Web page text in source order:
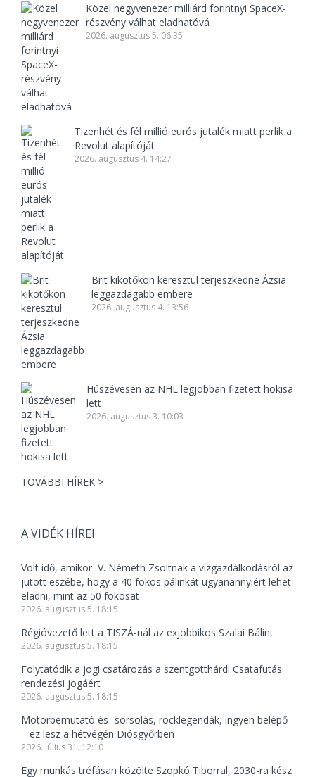
Közel negyvenezer milliárd forintnyi SpaceX-
részvény válhat eladhatóvá
2026. augusztus 5. 06:35
Tizenhét és fél millió eurós jutalék miatt perlik a
Revolut alapítóját
2026. augusztus 4. 14:27
Brit kikötőkön keresztül terjeszkedne Ázsia
leggazdagabb embere
2026. augusztus 4. 13:56
Húszévesen az NHL legjobban fizetett hokisa
lett
2026. augusztus 3. 10:03
TOVÁBBI HÍREK >
A VIDÉK HÍREI
Volt idő, amikor V. Németh Zsoltnak a vízgazdálkodásról az
jutott eszébe, hogy a 40 fokos pálinkát ugyanannyiért lehet
eladni, mint az 50 fokosat
2026. augusztus 5. 18:15
Régióvezető lett a TISZÁ-nál az exjobbikos Szalai Bálint
2026. augusztus 5. 18:15
Folytatódik a jogi csatározás a szentgotthárdi Csatafutás
rendezési jogáért
2026. augusztus 5. 18:15
Motorbemutató és -sorsolás, rocklegendák, ingyen belépő
– ez lesz a hétvégén Diósgyőrben
2026. július 31. 12:10
Egy munkás tréfásan közölte Szopkó Tiborral, 2030-ra kész